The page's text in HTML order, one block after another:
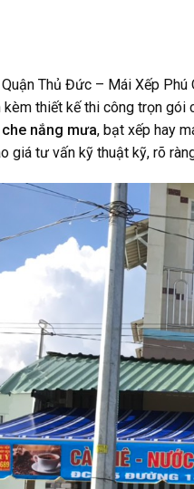
Thủ Đức – Mái Xếp Phú
kèm thiết kế thi công trọn gói
nắng mưa, bạt xếp hay
giá tư vấn kỹ thuật kỹ, rõ